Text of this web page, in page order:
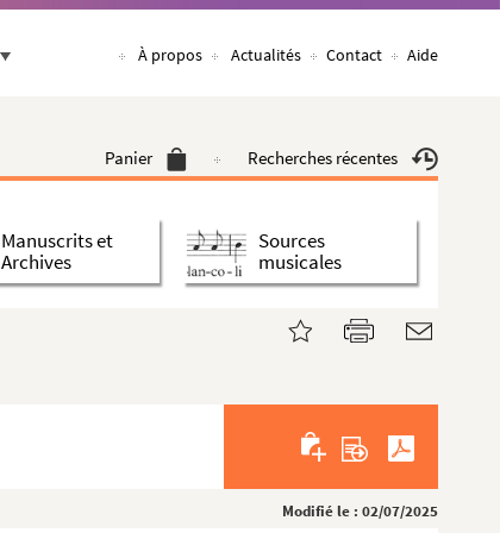
À propos Actualités Contact Aide
Panier Recherches récentes
Manuscrits et
Archives
Sources
musicales
Modifié le : 02/07/2025